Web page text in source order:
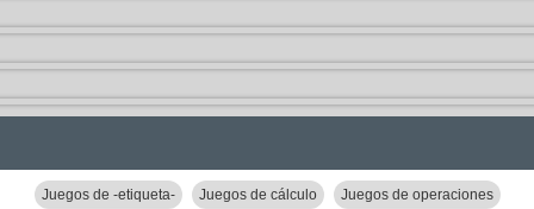
Juegos de -etiqueta- Juegos de cálculo Juegos de operaciones